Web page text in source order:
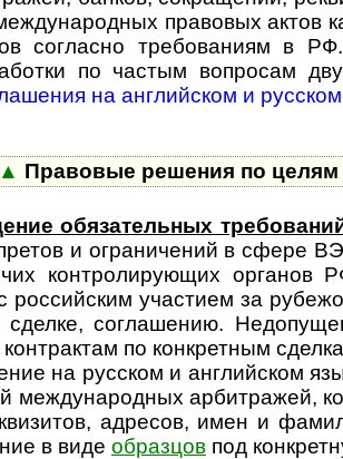
правовых актов
согласно требо­ваниям в
по частым вопросам
на англий­ском и
▲ Правовые решения по целям
обязательных
и ограни­чений в сфере
конт­ро­ли­ру­ю­щих органов
рос­сий­ским участием за
сделке, соглашению.
по конкретным
на русском и английском
между­на­род­ных арбитражей,
адресов, имен и
в виде образцов под